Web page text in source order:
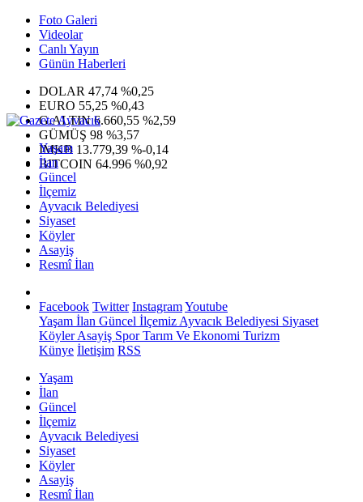
Foto Galeri
Videolar
Canlı Yayın
Günün Haberleri
DOLAR 47,74 %0,25
EURO 55,25 %0,43
G.ALTIN6.660,55 %2,59
GÜMÜŞ 98 %3,57
IMKB 13.779,39 %-0,14
BITCOIN 64.996 %0,92
Yaşam
İlan
Güncel
İlçemiz
Ayvacık Belediyesi
Siyaset
Köyler
Asayiş
Resmî İlan
Facebook Twitter InstagramYoutube
Yaşam İlan Güncel İlçemiz Ayvacık Belediyesi Siyaset
KöylerAsayiş SporTarım Ve Ekonomi Turizm
Künye İletişim RSS
Yaşam
İlan
Güncel
İlçemiz
Ayvacık Belediyesi
Siyaset
Köyler
Asayiş
Resmî İlan